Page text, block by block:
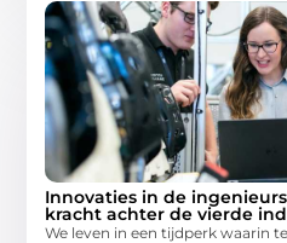
Innovaties in de
kracht achter de vierde
We leven in een tijdperk waarin